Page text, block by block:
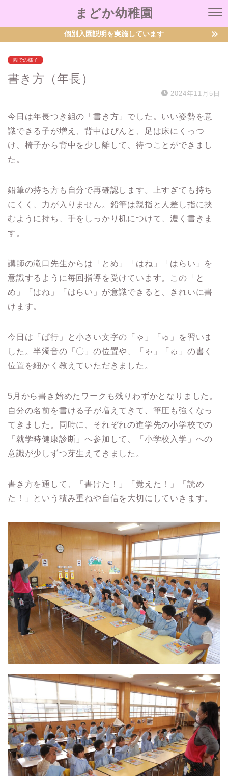
まどか幼稚園
個別入園説明を実施しています
園での様子
書き方（年長）
2024年11月5日
今日は年長つき組の「書き方」でした。いい姿勢を意
識できる子が増え、背中はぴんと、足は床にくっつ
け、椅子から背中を少し離して、待つことができまし
た。
鉛筆の持ち方も自分で再確認します。上すぎても持ち
にくく、力が入りません。鉛筆は親指と人差し指に挟
むように持ち、手をしっかり机につけて、濃く書きま
す。
講師の滝口先生からは「とめ」「はね」「はらい」を
意識するように毎回指導を受けています。この「と
め」「はね」「はらい」が意識できると、きれいに書
けます。
今日は「ぱ行」と小さい文字の「ゃ」「ゅ」を習いま
した。半濁音の「〇」の位置や、「ゃ」「ゅ」の書く
位置を細かく教えていただきました。
5月から書き始めたワークも残りわずかとなりました。
自分の名前を書ける子が増えてきて、筆圧も強くなっ
てきました。同時に、それぞれの進学先の小学校での
「就学時健康診断」へ参加して、「小学校入学」への
意識が少しずつ芽生えてきました。
書き方を通して、「書けた！」「覚えた！」「読め
た！」という積み重ねや自信を大切にしていきます。